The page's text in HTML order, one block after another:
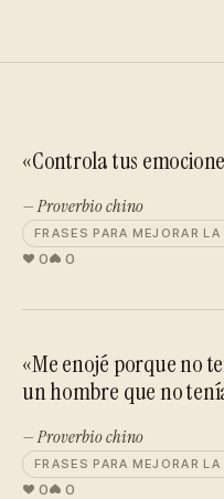
«Controla tus
— Proverbio chino
FRASES PARA MEJORAR
0 0
«Me enojé porque no
un hombre que no
— Proverbio chino
FRASES PARA MEJORAR
0 0